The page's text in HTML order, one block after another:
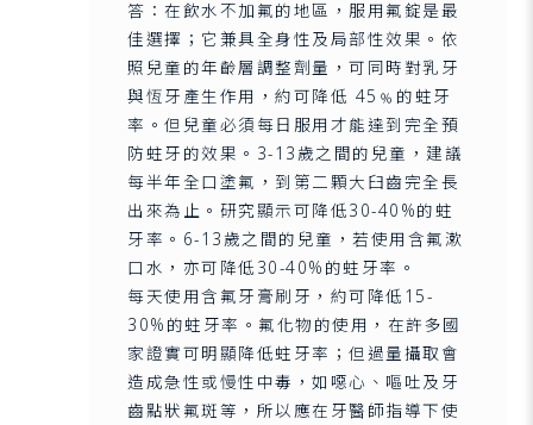
答：在飲水不加氟的地區，服用氟錠是最
佳選擇；它兼具全身性及局部性效果。依
照兒童的年齡層調整劑量，可同時對乳牙
與恆牙產生作用，約可降低 45﹪的蛀牙
率。但兒童必須每日服用才能達到完全預
防蛀牙的效果。3-13歲之間的兒童，建議
每半年全口塗氟，到第二顆大臼齒完全長
出來為止。研究顯示可降低30-40%的蛀
牙率。6-13歲之間的兒童，若使用含氟漱
口水，亦可降低30-40%的蛀牙率。
每天使用含氟牙膏刷牙，約可降低15-
30%的蛀牙率。氟化物的使用，在許多國
家證實可明顯降低蛀牙率；但過量攝取會
造成急性或慢性中毒，如噁心、嘔吐及牙
齒點狀氟斑等，所以應在牙醫師指導下使